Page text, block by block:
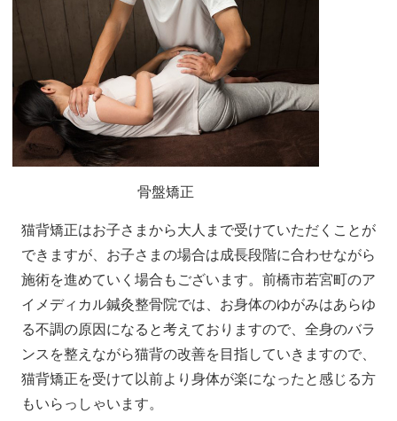
骨盤矯正
猫背矯正はお子さまから大人まで受けていただくことが
できますが、お子さまの場合は成長段階に合わせながら
施術を進めていく場合もございます。前橋市若宮町のア
イメディカル鍼灸整骨院では、お身体のゆがみはあらゆ
る不調の原因になると考えておりますので、全身のバラ
ンスを整えながら猫背の改善を目指していきますので、
猫背矯正を受けて以前より身体が楽になったと感じる方
もいらっしゃいます。